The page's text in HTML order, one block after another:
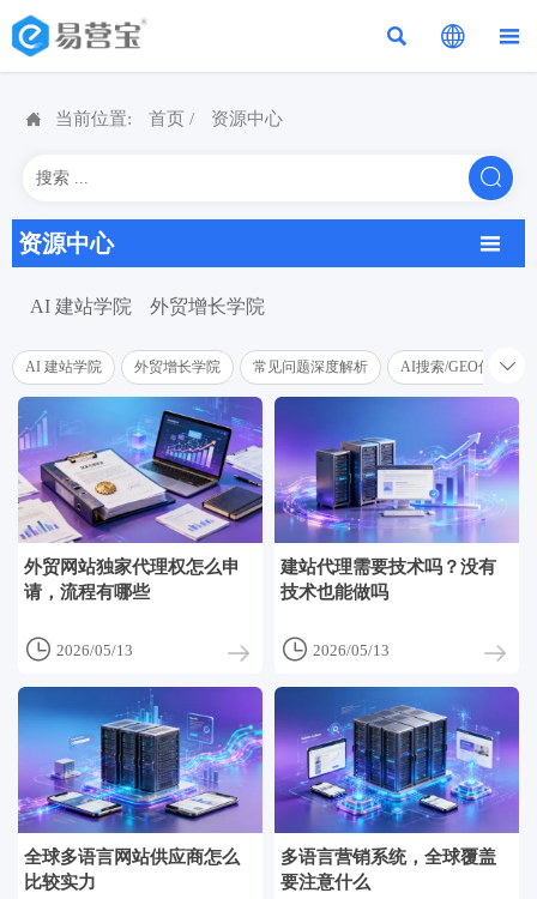
  
 当前位置: 首页 / 资源中心

资源中心 
AI 建站学院 外贸增长学院
AI 建站学院 外贸增长学院 常见问题深度解析 AI搜索/GEO优化学院

外贸网站独家代理权怎么申
请，流程有哪些
 2026/05/13
建站代理需要技术吗？没有
技术也能做吗
 2026/05/13
全球多语言网站供应商怎么
比较实力
多语言营销系统，全球覆盖
要注意什么